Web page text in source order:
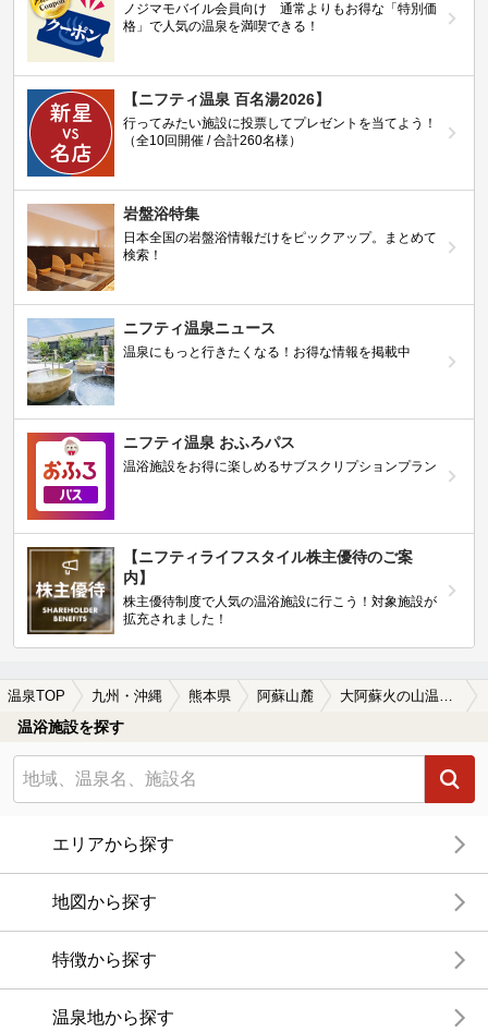
ノジマモバイル会員向け 通常よりもお得な「特別価
格」で人気の温泉を満喫できる！
【ニフティ温泉 百名湯2026】
行ってみたい施設に投票してプレゼントを当てよう！
（全10回開催 / 合計260名様）
岩盤浴特集
日本全国の岩盤浴情報だけをピックアップ。まとめて
検索！
ニフティ温泉ニュース
温泉にもっと行きたくなる！お得な情報を掲載中
ニフティ温泉 おふろパス
温浴施設をお得に楽しめるサブスクリプションプラン
【ニフティライフスタイル株主優待のご案
内】
株主優待制度で人気の温浴施設に行こう！対象施設が
拡充されました！
温泉TOP 九州・沖縄 熊本県 阿蘇山麓 大阿蘇火の山温泉の日帰り温泉、旅館、ホテルおすすめ
温浴施設を探す
エリアから探す
地図から探す
特徴から探す
温泉地から探す